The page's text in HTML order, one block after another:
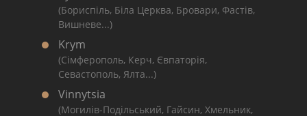
(Бориспіль, Біла Церква, Бровари, Фастів,
Вишневе...)
Krym
(Сімферополь, Керч, Євпаторія,
Севастополь, Ялта...)
Vinnytsia
(Могилів-Подільський, Гайсин, Хмельник,